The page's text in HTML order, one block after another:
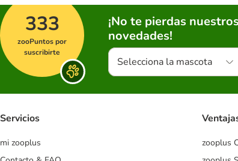
333
zooPuntos por
suscribirte
¡No te pierdas
novedades!
Selecciona la mascota
Servicios
mi zooplus
zooplus